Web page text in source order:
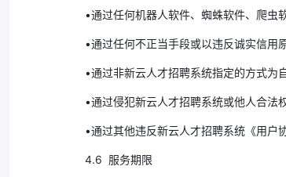
•通过任何机器人软件、蜘蛛软件、爬虫
•通过任何不正当手段或以违反诚实信用
•通过非新云人才招聘系统指定的方式为
•通过侵犯新云人才招聘系统或他人合法
•通过其他违反新云人才招聘系统《用户
4.6 服务期限